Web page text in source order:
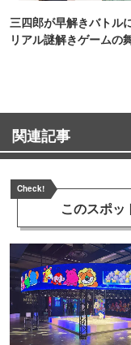
三四郎が早解きバトル
リアル謎解きゲームの
関連記事
Check!
このスポッ